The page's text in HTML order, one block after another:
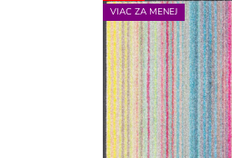
VIAC ZA MENEJ